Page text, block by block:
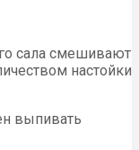
сала смешивают
настойки
выпивать